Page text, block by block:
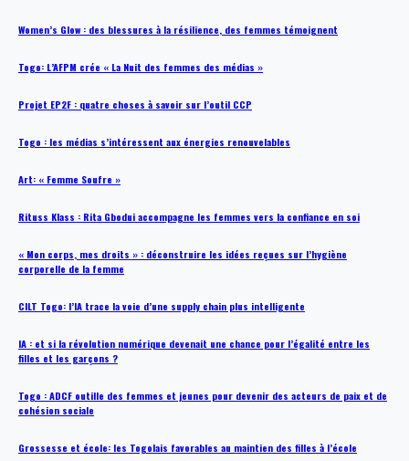
Women’s Glow : des blessures à la résilience, des femmes témoignent
Togo: L’AFPM crée « La Nuit des femmes des médias »
Projet EP2F : quatre choses à savoir sur l’outil CCP
Togo : les médias s’intéressent aux énergies renouvelables
Art: « Femme Soufre »
Rituss Klass : Rita Gbodui accompagne les femmes vers la confiance en soi
« Mon corps, mes droits » : déconstruire les idées reçues sur l’hygiène
corporelle de la femme
CILT Togo: l’IA trace la voie d’une supply chain plus intelligente
IA : et si la révolution numérique devenait une chance pour l’égalité entre les
filles et les garçons ?
Togo : ADCF outille des femmes et jeunes pour devenir des acteurs de paix et de
cohésion sociale
Grossesse et école: les Togolais favorables au maintien des filles à l’école